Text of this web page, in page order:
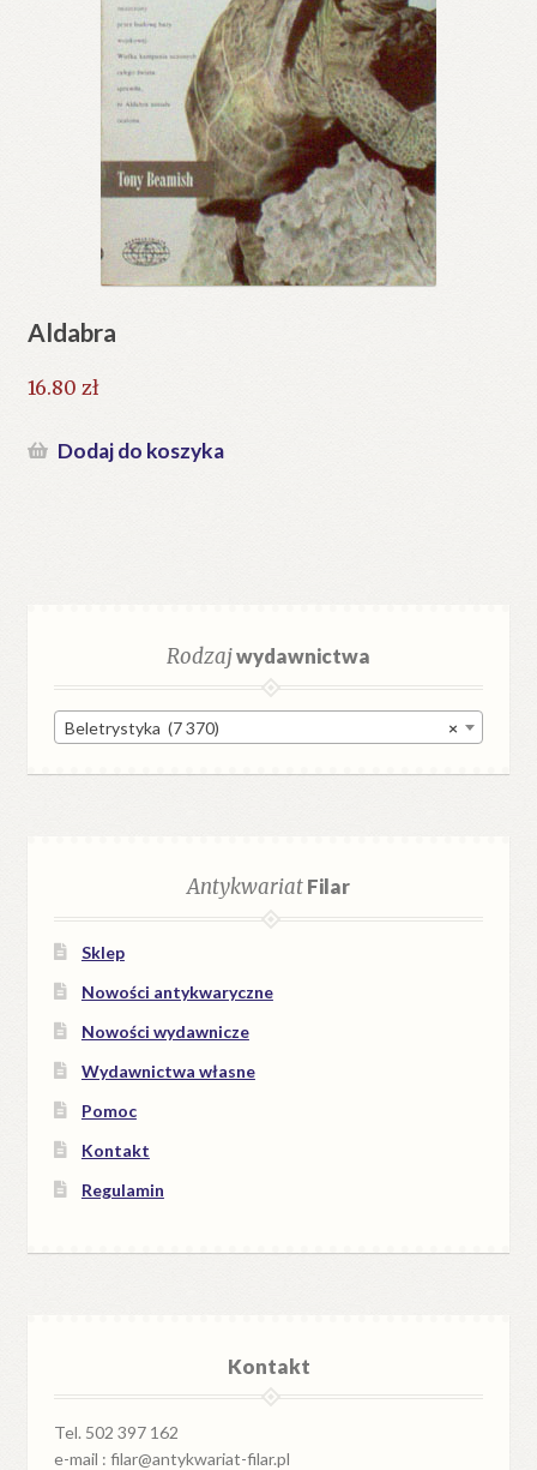
Aldabra
16.80 zł
Dodaj do koszyka
Rodzajwydawnictwa
×
Beletrystyka (7 370)
AntykwariatFilar
Sklep
Nowości antykwaryczne
Nowości wydawnicze
Wydawnictwa własne
Pomoc
Kontakt
Regulamin
Kontakt
Tel. 502 397 162
e-mail : filar@antykwariat-filar.pl